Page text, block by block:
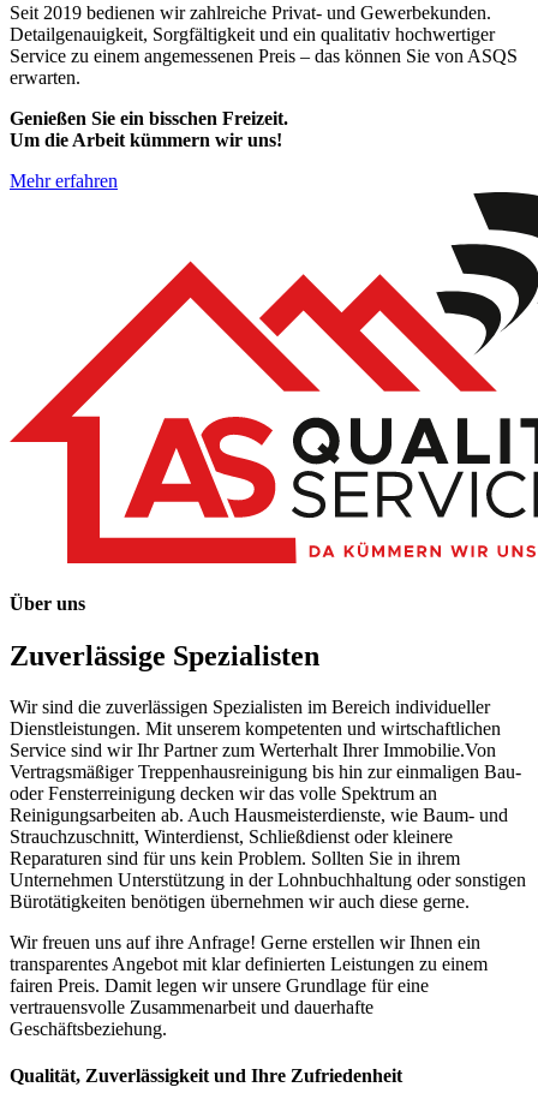
Seit 2019 bedienen wir zahlreiche Privat- und Gewerbekunden.
Detailgenauigkeit, Sorgfältigkeit und ein qualitativ hochwertiger
Service zu einem angemessenen Preis – das können Sie von ASQS
erwarten.
Genießen Sie ein bisschen Freizeit.
Um die Arbeit kümmern wir uns!
Mehr erfahren
Über uns
Zuverlässige Spezialisten
Wir sind die zuverlässigen Spezialisten im Bereich individueller
Dienstleistungen. Mit unserem kompetenten und wirtschaftlichen
Service sind wir Ihr Partner zum Werterhalt Ihrer Immobilie.Von
Vertragsmäßiger Treppenhausreinigung bis hin zur einmaligen Bau-
oder Fensterreinigung decken wir das volle Spektrum an
Reinigungsarbeiten ab. Auch Hausmeisterdienste, wie Baum- und
Strauchzuschnitt, Winterdienst, Schließdienst oder kleinere
Reparaturen sind für uns kein Problem. Sollten Sie in ihrem
Unternehmen Unterstützung in der Lohnbuchhaltung oder sonstigen
Bürotätigkeiten benötigen übernehmen wir auch diese gerne.
Wir freuen uns auf ihre Anfrage! Gerne erstellen wir Ihnen ein
transparentes Angebot mit klar definierten Leistungen zu einem
fairen Preis. Damit legen wir unsere Grundlage für eine
vertrauensvolle Zusammenarbeit und dauerhafte
Geschäftsbeziehung.
Qualität, Zuverlässigkeit und Ihre Zufriedenheit